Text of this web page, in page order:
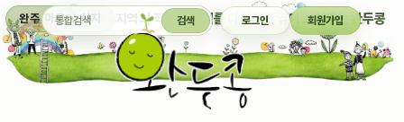
완주 마을 소식지 지역의 작은 이야기를 다정하게 엮어 보여주는 완두콩
통합검색 검색 로그인 회원가입